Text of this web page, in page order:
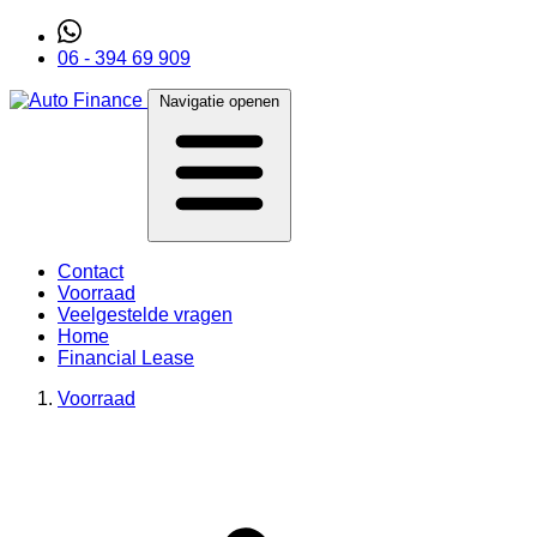
06 - 394 69 909
Navigatie openen
Contact
Voorraad
Veelgestelde vragen
Home
Financial Lease
Voorraad